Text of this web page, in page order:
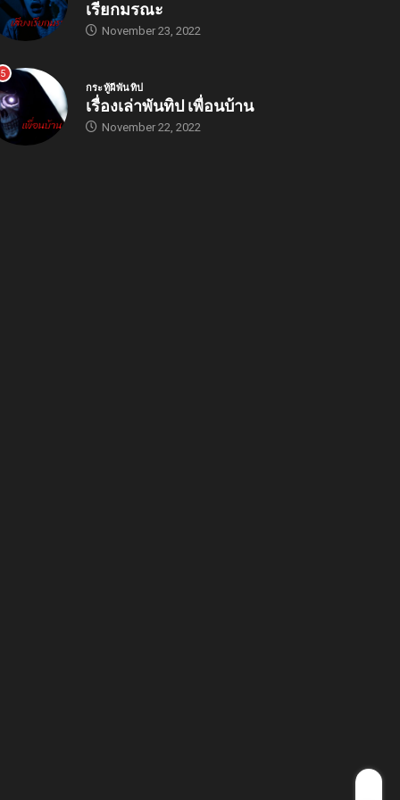
เรียกมรณะ
November 23, 2022
5
กระทู้ผีพันทิป
เรื่องเล่าพันทิป เพื่อนบ้าน
November 22, 2022